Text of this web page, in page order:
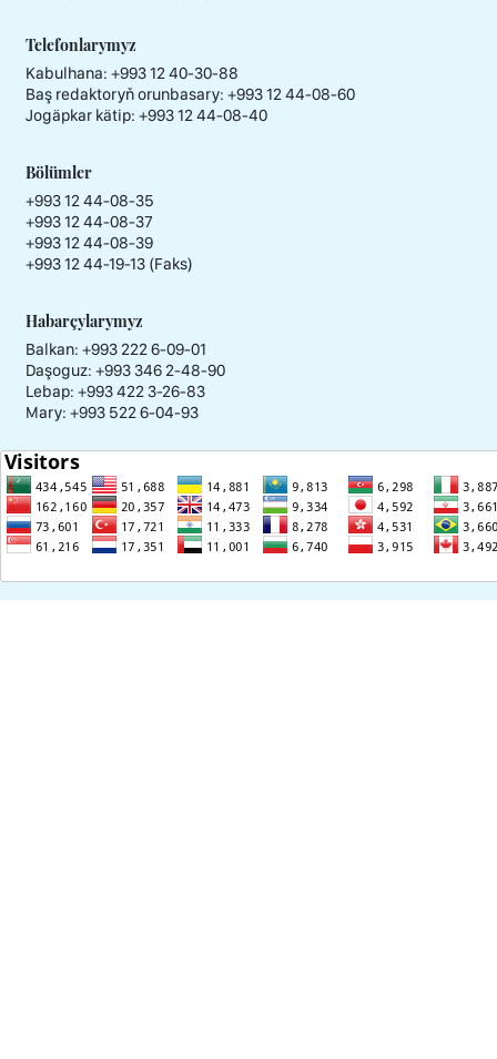
Telefonlarymyz
Kabulhana: +993 12 40-30-88
Baş redaktoryň orunbasary: +993 12 44-08-60
Jogäpkar kätip: +993 12 44-08-40
Bölümler
+993 12 44-08-35
+993 12 44-08-37
+993 12 44-08-39
+993 12 44-19-13 (Faks)
Habarçylarymyz
Balkan: +993 222 6-09-01
Daşoguz: +993 346 2-48-90
Lebap: +993 422 3-26-83
Mary: +993 522 6-04-93